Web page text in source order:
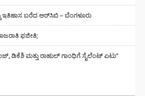
ಇತಿಹಾಸ ಬರೆದ ಆರ್‌ಸಿಬಿ – ಬೆಂಗಳೂರು
ಫಜೀತಿ;
ಡಿಕೆಶಿ ಮತ್ತು ರಾಹುಲ್‌ ಗಾಂಧಿಗೆ ಸೈಲೆಂಟ್ ಏಟು”